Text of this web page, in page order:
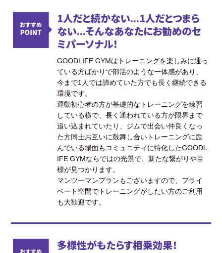
1人だと続かない...1人だとつまら
ない...そんなあなたにお勧めのセ
ミパーソナル！
GOODLIFE GYMはトレーニングを楽しみに通っ
ている方ばかりで部活のような一体感があり、
今まで1人では諦めていた方でも長く継続できる
環境です。
運動初心者の方が基礎的なトレーニングを練習
している横で、長く通われている方が限界まで
追い込まれていたり、ジムで出会い仲良くなっ
た方同士お互いに鼓舞し合いトレーニングに励
んでいる場面もコミュニティに特化したGOODL
IFE GYMならではの光景で、新たな繋がりや目
標が見つかります。
マンツーマンプランもございますので、プライ
ベート空間でトレーニングがしたい方のご利用
も大歓迎です。
多様性がもたらす相乗効果！